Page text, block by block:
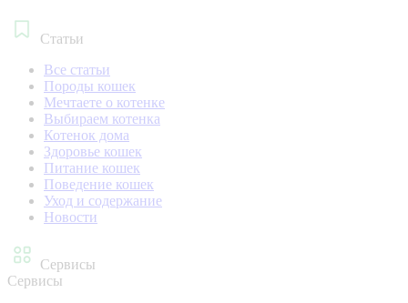
Статьи
Все статьи
Породы кошек
Мечтаете о котенке
Выбираем котенка
Котенок дома
Здоровье кошек
Питание кошек
Поведение кошек
Уход и содержание
Новости
Сервисы
Сервисы